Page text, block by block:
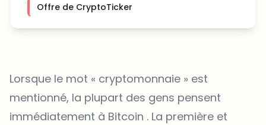
Offre de CryptoTicker
Lorsque le mot « cryptomonnaie » est
mentionné, la plupart des gens pensent
immédiatement à Bitcoin . La première et